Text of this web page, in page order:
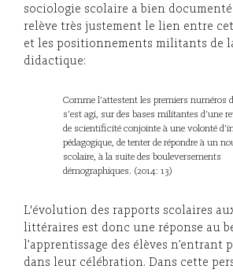
sociologie scolaire a bien
relève très justement le lien entre
et les positionnements militants de
didactique:
Comme l’attestent les premiers numéros
s’est agi, sur des bases militantes d’une
de scientificité conjointe à une volonté
pédagogique, de tenter de répondre à un
scolaire, à la suite des bouleversements
démographiques. (2014: 13)
L'évolution des rapports scolaires
littéraires est donc une réponse au
l’apprentissage des élèves n’entrant
dans leur célébration. Dans cette